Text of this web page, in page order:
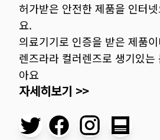
허가받은 안전한 제품을 인터
요.
의료기기로 인증을 받은 제품
렌즈라라 컬러렌즈로 생기있
아요
자세히보기 >>